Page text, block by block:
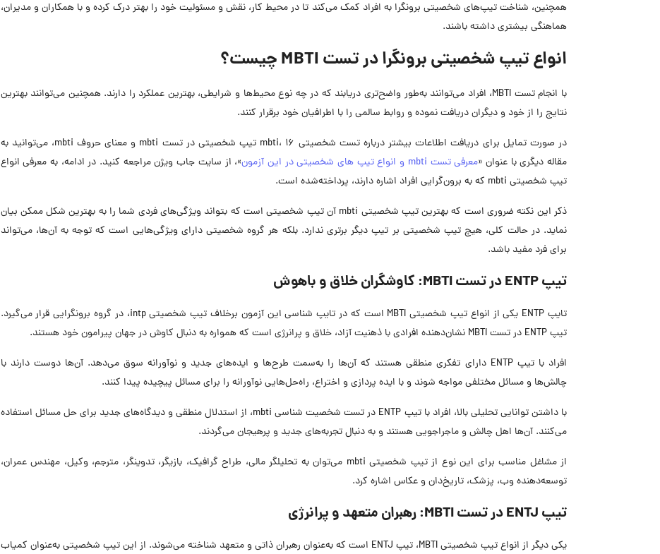
همچنین، شناخت تیپ‌های شخصیتی برونگرا به افراد کمک می‌کند تا در محیط کار، نقش و مسئولیت خود را بهتر درک کرده و با همکاران و مدیران،
هماهنگی بیشتری داشته باشند.
انواع تیپ شخصیتی برونگرا در تست MBTI چیست؟
با انجام تست MBTI، افراد می‌توانند به‌طور واضح‌تری دریابند که در چه نوع محیط‌ها و شرایطی، بهترین عملکرد را دارند. همچنین می‌توانند بهترین
نتایج را از خود و دیگران دریافت نموده و روابط سالمی را با اطرافیان خود برقرار کنند.
در صورت تمایل برای دریافت اطلاعات بیشتر درباره تست شخصیتی mbti، 16 تیپ شخصیتی در تست mbti و معنای حروف mbti، می‌توانید به
مقاله دیگری با عنوان «معرفی تست mbti و انواع تیپ های شخصیتی در این آزمون
»، از سایت جاب ویژن مراجعه کنید. در ادامه، به معرفی انواع
تیپ شخصیتی mbti که به برون‌گرایی افراد اشاره دارند، پرداخته‌شده است.
ذکر این نکته ضروری است که بهترین تیپ شخصیتی mbti آن تیپ شخصیتی است که بتواند ویژگی‌های فردی شما را به بهترین شکل ممکن بیان
نماید. در حالت کلی، هیچ تیپ شخصیتی بر تیپ دیگر برتری ندارد. بلکه هر گروه شخصیتی دارای ویژگی‌هایی است که توجه به آن‌ها، می‌تواند
برای فرد مفید باشد.
تیپ ENTP در تست MBTI: کاوشگران خلاق و باهوش
تایپ ENTP یکی از انواع تیپ شخصیتی MBTI است که در تایپ شناسی این آزمون برخلاف تیپ شخصیتی intp، در گروه برونگرایی قرار می‌گیرد.
تیپ ENTP در تست MBTI نشان‌دهنده افرادی با ذهنیت آزاد، خلاق و پرانرژی است که همواره به دنبال کاوش در جهان پیرامون خود هستند.
افراد با تیپ ENTP دارای تفکری منطقی هستند که آن‌ها را به‌سمت طرح‌ها و ایده‌های جدید و نوآورانه سوق می‌دهد. آن‌ها دوست دارند با
چالش‌ها و مسائل مختلفی مواجه شوند و با ایده پردازی و اختراع، راه‌حل‌هایی نوآورانه را برای مسائل پیچیده پیدا کنند.
با داشتن توانایی تحلیلی بالا، افراد با تیپ ENTP در تست شخصیت شناسی mbti، از استدلال منطقی و دیدگاه‌های جدید برای حل مسائل استفاده
می‌کنند. آن‌ها اهل چالش و ماجراجویی هستند و به دنبال تجربه‌های جدید و پرهیجان می‌گردند.
از مشاغل مناسب برای این نوع از تیپ شخصیتی mbti می‌توان به تحلیلگر مالی، طراح گرافیک، بازیگر، تدوینگر، مترجم، وکیل، مهندس عمران،
توسعه‌دهنده وب، پزشک، تاریخ‌دان و عکاس اشاره کرد.
تیپ ENTJ در تست MBTI: رهبران متعهد و پرانرژی
یکی دیگر از انواع تیپ شخصیتی MBTI، تیپ ENTJ است که به‌عنوان رهبران ذاتی و متعهد شناخته می‌شوند. از این تیپ شخصیتی به‌عنوان کمیاب